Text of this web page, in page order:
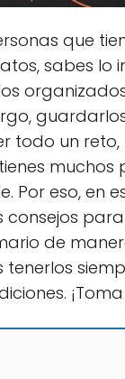
que
sabes lo
todo un reto,
muchos
Por eso, en
consejos
de